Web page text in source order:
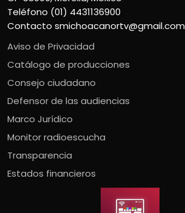
Teléfono (01) 4431136900
Contacto smichoacanortv@gmail.com
Aviso de Privacidad
Catálogo de producciones
Consejo ciudadano
Defensor de las audiencias
Marco Jurídico
Monitor radioescucha
Transparencia
Estados financieros